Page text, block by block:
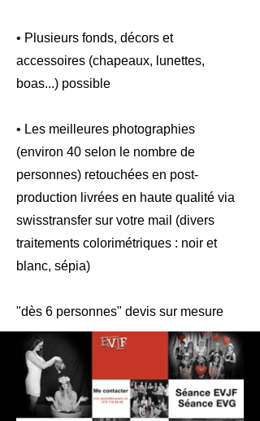
• Plusieurs fonds, décors et
accessoires (chapeaux, lunettes,
boas...) possible
• Les meilleures photographies
(environ 40 selon le nombre de
personnes) retouchées en post-
production livrées en haute qualité via
swisstransfer sur votre mail (divers
traitements colorimétriques : noir et
blanc, sépia)
"dès 6 personnes" devis sur mesure